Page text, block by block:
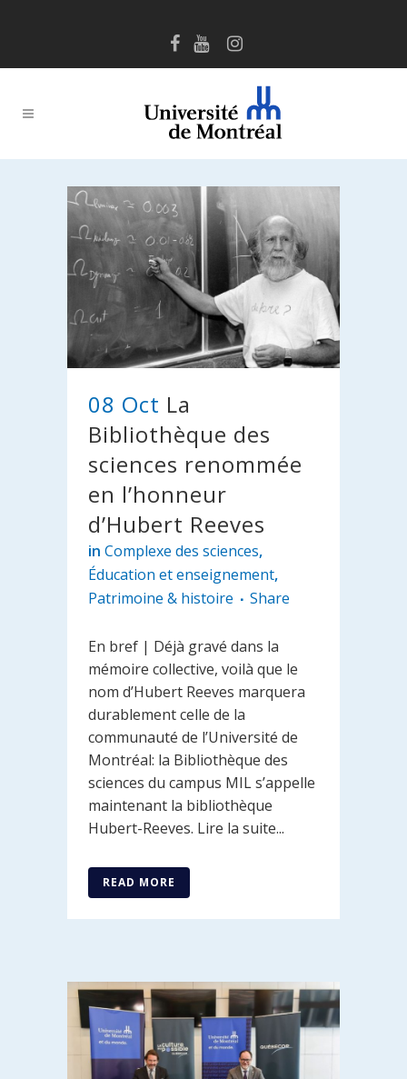
08 Oct La
Bibliothèque des
sciences renommée
en l’honneur
d’Hubert Reeves
in Complexe des sciences,
Éducation et enseignement,
Patrimoine & histoire
Share
En bref | Déjà gravé dans la
mémoire collective, voilà que le
nom d’Hubert Reeves marquera
durablement celle de la
communauté de l’Université de
Montréal: la Bibliothèque des
sciences du campus MIL s’appelle
maintenant la bibliothèque
Hubert-Reeves. Lire la suite...
READ MORE